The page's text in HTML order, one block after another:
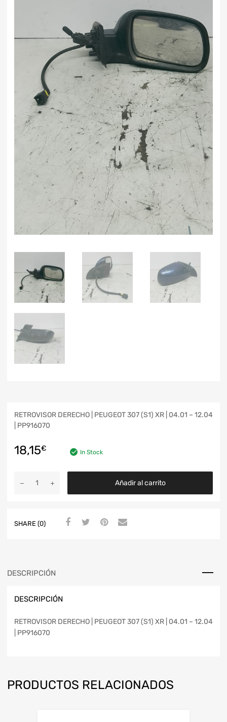
RETROVISOR DERECHO | PEUGEOT 307 (S1) XR | 04.01 – 12.04
| PP916070
18,15€ In Stock
Añadir al carrito
SHARE (0)
DESCRIPCIÓN
DESCRIPCIÓN
RETROVISOR DERECHO | PEUGEOT 307 (S1) XR | 04.01 – 12.04
| PP916070
PRODUCTOS RELACIONADOS